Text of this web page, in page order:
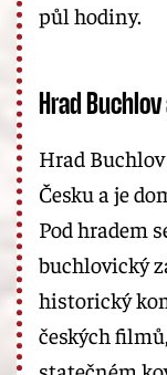
půl hodiny.
Hrad
Hrad
Česku a je
Pod hradem
buchlovický
historický
českých